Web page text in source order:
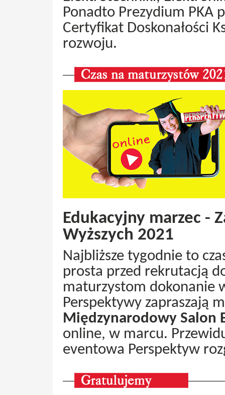
Ponadto Prezydium PKA
Certyfikat Doskonałości
rozwoju.
Edukacyjny marzec -
Wyższych 2021
Najbliższe tygodnie to
prosta przed rekrutacją
maturzystom dokonanie
Perspektywy zapraszają
Międzynarodowy Salon
online, w marcu.
eventowa Perspektyw